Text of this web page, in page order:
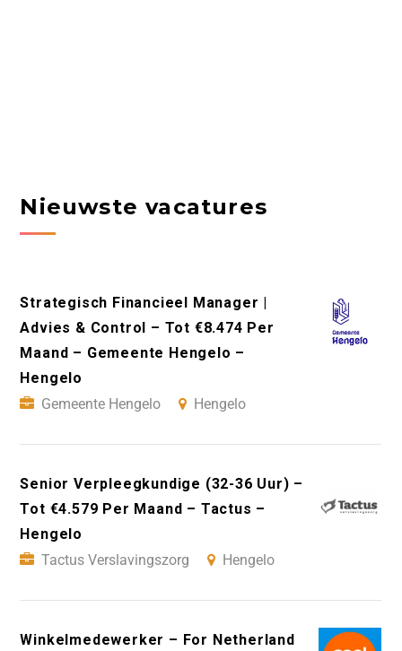
Nieuwste vacatures
Strategisch Financieel Manager |
Advies & Control – Tot €8.474 Per
Maand – Gemeente Hengelo –
Hengelo
Gemeente Hengelo
Hengelo
Senior Verpleegkundige (32-36 Uur) –
Tot €4.579 Per Maand – Tactus –
Hengelo
Tactus Verslavingszorg
Hengelo
Winkelmedewerker – For Netherland